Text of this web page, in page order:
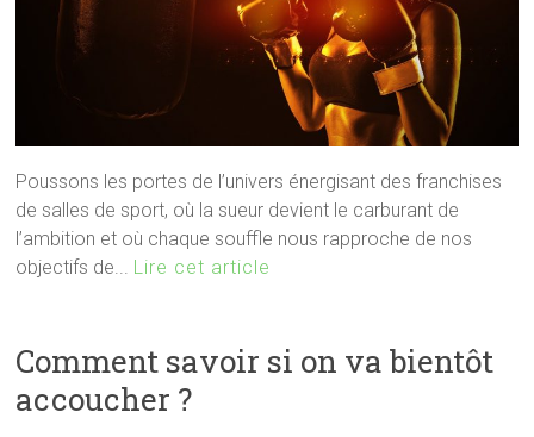
Poussons les portes de l’univers énergisant des franchises
de salles de sport, où la sueur devient le carburant de
l’ambition et où chaque souffle nous rapproche de nos
objectifs de... Lire cet article
Comment savoir si on va bientôt
accoucher ?